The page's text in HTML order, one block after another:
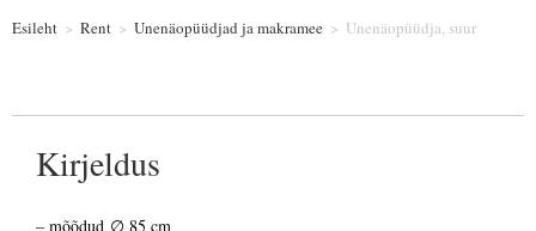
Esileht > Rent > Unenäopüüdjad ja makramee > Unenäopüüdja, suur
Kirjeldus
– mõõdud ∅ 85 cm